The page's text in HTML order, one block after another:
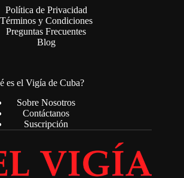
Política de Privacidad
Términos y Condiciones
Preguntas Frecuentes
Blog
es el Vigía de Cuba?
Sobre Nosotros
Contáctanos
Suscripción